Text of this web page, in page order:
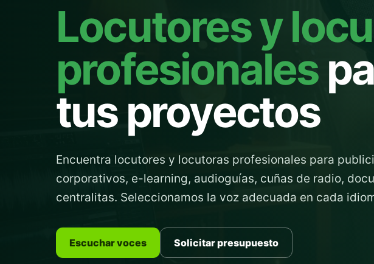
Locutores y
profesionales
tus proyectos
Encuentra locutores y locutoras profesionales para
corporativos, e-learning, audioguías, cuñas de radio,
centralitas. Seleccionamos la voz adecuada en cada
Escuchar voces Solicitar presupuesto